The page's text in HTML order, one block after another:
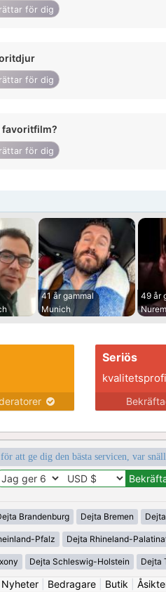
för dig
för dig
favoritfilm?
för dig
41 år gammal
Munich
49 år
Seriös
att ge dig den bästa servicen, var
Brandenburg Dejta Bremen
Pfalz Dejta Rhineland-
Dejta Schleswig-Holstein Dejta
Nyheter| Bedragare| Butik